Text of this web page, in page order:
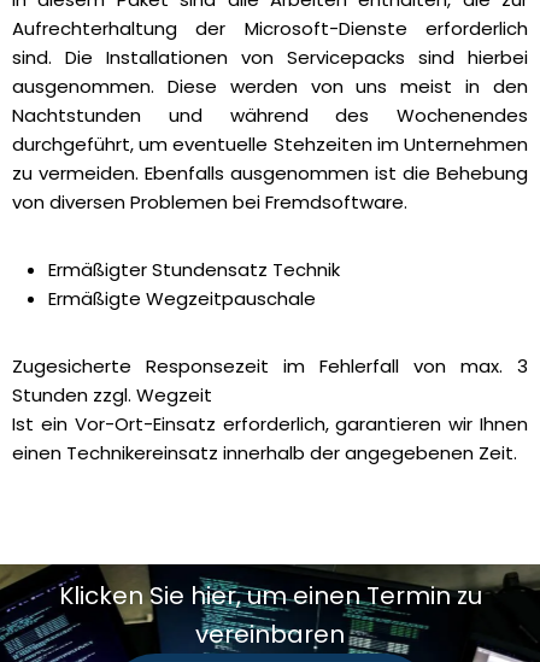
Aufrechterhaltung der Microsoft-Dienste erforderlich
sind. Die Installationen von Servicepacks sind hierbei
ausgenommen. Diese werden von uns meist in den
Nachtstunden und während des Wochenendes
durchgeführt, um eventuelle Stehzeiten im Unternehmen
zu vermeiden. Ebenfalls ausgenommen ist die Behebung
von diversen Problemen bei Fremdsoftware.
Ermäßigter Stundensatz Technik
Ermäßigte Wegzeitpauschale
Zugesicherte Responsezeit im Fehlerfall von max. 3
Stunden zzgl. Wegzeit
Ist ein Vor-Ort-Einsatz erforderlich, garantieren wir Ihnen
einen Technikereinsatz innerhalb der angegebenen Zeit.
Klicken Sie hier, um einen Termin zu
vereinbaren